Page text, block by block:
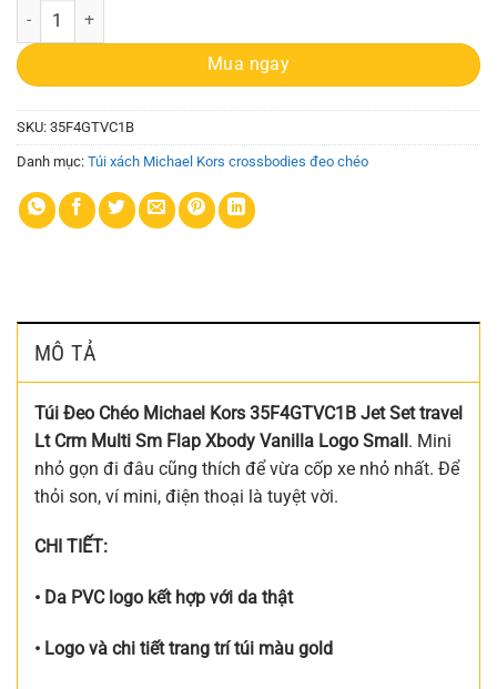
Túi Đeo Chéo Michael Kors 35F4GTVC1B Jet Set travel Lt Crm Multi
Mua ngay
SKU: 35F4GTVC1B
Danh mục: Túi xách Michael Kors crossbodies đeo chéo
MÔ TẢ
Túi Đeo Chéo Michael Kors 35F4GTVC1B Jet Set travel
Lt Crm Multi Sm Flap Xbody Vanilla Logo Small. Mini
nhỏ gọn đi đâu cũng thích để vừa cốp xe nhỏ nhất. Để
thỏi son, ví mini, điện thoại là tuyệt vời.
CHI TIẾT:
• Da PVC logo kết hợp với da thật
• Logo và chi tiết trang trí túi màu gold